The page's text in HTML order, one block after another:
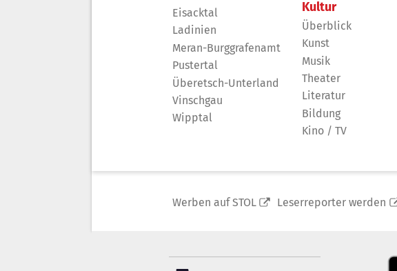
Eisacktal
Ladinien
Meran-Burggrafenamt
Pustertal
Überetsch-Unterland
Vinschgau
Wipptal
Kultur
Überblick
Kunst
Musik
Theater
Literatur
Bildung
Kino / TV
Werben auf STOL Leserreporter werden